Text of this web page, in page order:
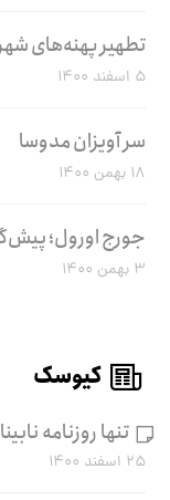
تطهیر پهنه‌های
۵ اسفند ۱۴۰۰
سر آویزان مدوسا
۱۸ بهمن ۱۴۰۰
جورج اورول؛
۳ بهمن ۱۴۰۰
کیوسک
تنها روزنامه
۲۵ اسفند ۱۴۰۰